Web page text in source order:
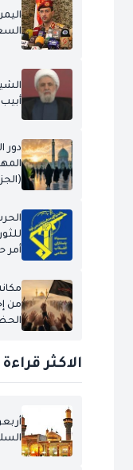
أبيب
دور
أمر
من
الاكثر قراءة